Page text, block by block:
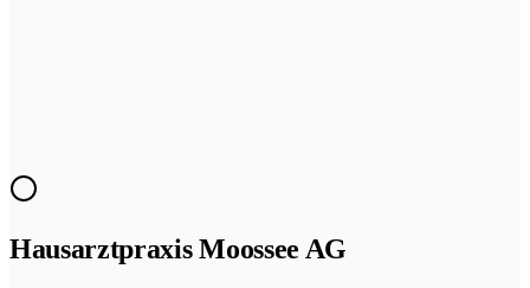
Hausarztpraxis Moossee AG